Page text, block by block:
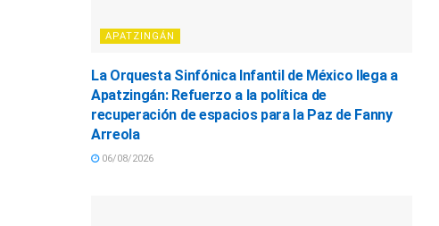
APATZINGÁN
La Orquesta Sinfónica Infantil de México llega a
Apatzingán: Refuerzo a la política de
recuperación de espacios para la Paz de Fanny
Arreola
06/08/2026